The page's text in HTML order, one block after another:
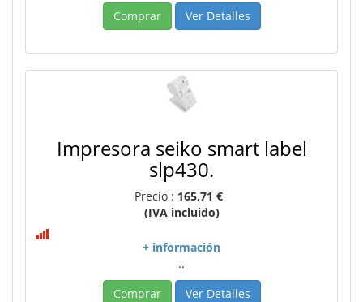
Comprar
Ver Detalles
Impresora seiko smart label
slp430.
Precio : 165,71 €
(IVA incluido)
+ información
..
Comprar
Ver Detalles